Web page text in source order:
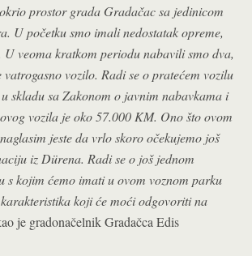
prostor grada Gradačac sa jedinicom
U početku smo imali nedostatak opreme,
veoma kratkom periodu nabavili smo dva,
vatrogasno vozilo. Radi se o pratećem vozilu
skladu sa Zakonom o javnim nabavkama i
vozila je oko 57.000 KM. Ono što ovom
jeste da vrlo skoro očekujemo još
iz Dürena. Radi se o još jednom
s kojim ćemo imati u ovom voznom parku
koji će moći odgovoriti na
je gradonačelnik Gradačca Edis